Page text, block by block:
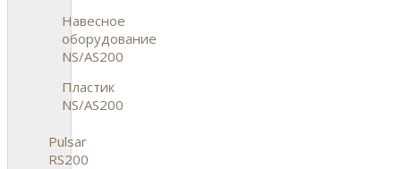
Навесное
оборудование
NS/AS200
Пластик
NS/AS200
Pulsar
RS200